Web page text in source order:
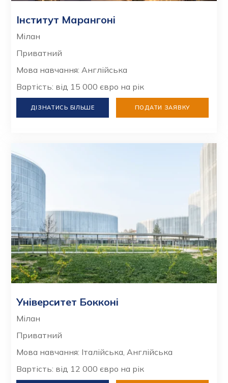
Інститут Марангоні
Мілан
Приватний
Мова навчання: Англійська
Вартість: від 15 000 євро на рік
ДІЗНАТИСЬ БІЛЬШЕ ПОДАТИ ЗАЯВКУ
Університет Бокконі
Мілан
Приватний
Мова навчання: Італійська, Англійська
Вартість: від 12 000 євро на рік